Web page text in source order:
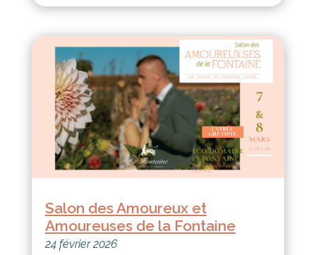
Salon des Amoureux et
Amoureuses de la Fontaine
24 février 2026